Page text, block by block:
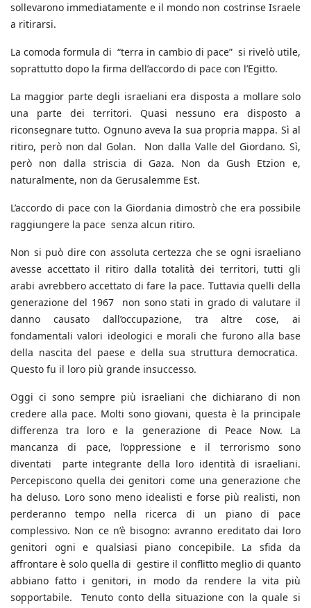
sollevarono immediatamente e il mondo non costrinse Israele
a ritirarsi.
La comoda formula di “terra in cambio di pace” si rivelò utile,
soprattutto dopo la firma dell’accordo di pace con l’Egitto.
La maggior parte degli israeliani era disposta a mollare solo
una parte dei territori. Quasi nessuno era disposto a
riconsegnare tutto. Ognuno aveva la sua propria mappa. Sì al
ritiro, però non dal Golan. Non dalla Valle del Giordano. Sì,
però non dalla striscia di Gaza. Non da Gush Etzion e,
naturalmente, non da Gerusalemme Est.
L’accordo di pace con la Giordania dimostrò che era possibile
raggiungere la pace senza alcun ritiro.
Non si può dire con assoluta certezza che se ogni israeliano
avesse accettato il ritiro dalla totalità dei territori, tutti gli
arabi avrebbero accettato di fare la pace. Tuttavia quelli della
generazione del 1967 non sono stati in grado di valutare il
danno causato dall’occupazione, tra altre cose, ai
fondamentali valori ideologici e morali che furono alla base
della nascita del paese e della sua struttura democratica.
Questo fu il loro più grande insuccesso.
Oggi ci sono sempre più israeliani che dichiarano di non
credere alla pace. Molti sono giovani, questa è la principale
differenza tra loro e la generazione di Peace Now. La
mancanza di pace, l’oppressione e il terrorismo sono
diventati parte integrante della loro identità di israeliani.
Percepiscono quella dei genitori come una generazione che
ha deluso. Loro sono meno idealisti e forse più realisti, non
perderanno tempo nella ricerca di un piano di pace
complessivo. Non ce n’è bisogno: avranno ereditato dai loro
genitori ogni e qualsiasi piano concepibile. La sfida da
affrontare è solo quella di gestire il conflitto meglio di quanto
abbiano fatto i genitori, in modo da rendere la vita più
sopportabile. Tenuto conto della situazione con la quale si